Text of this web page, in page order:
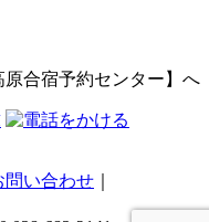
合宿予約センター】 へ
問い合わせ